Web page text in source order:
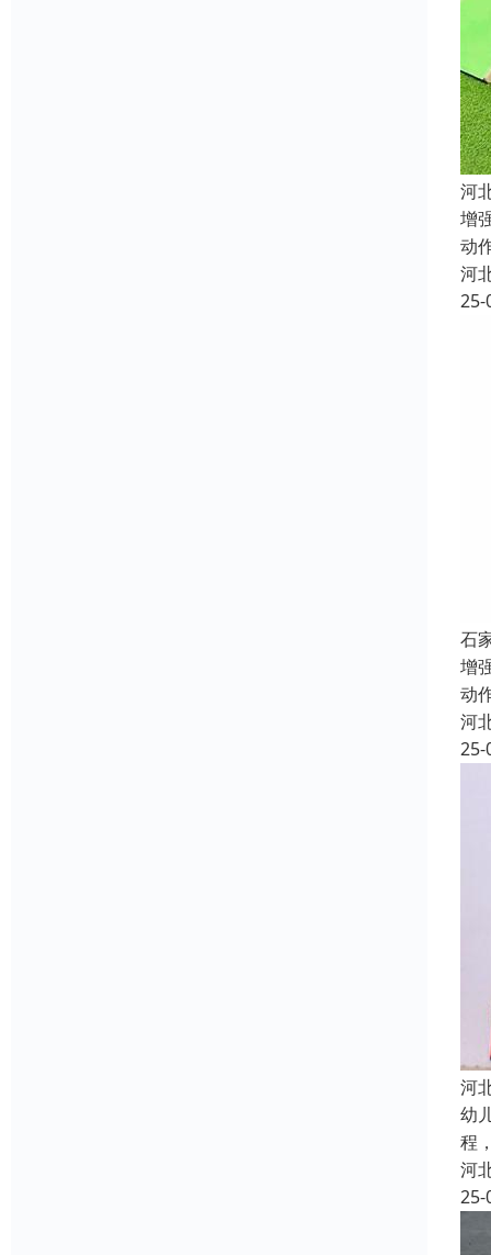
河
增
动
河
25-
石
增
动
河
25-
河
幼
程
河
25-